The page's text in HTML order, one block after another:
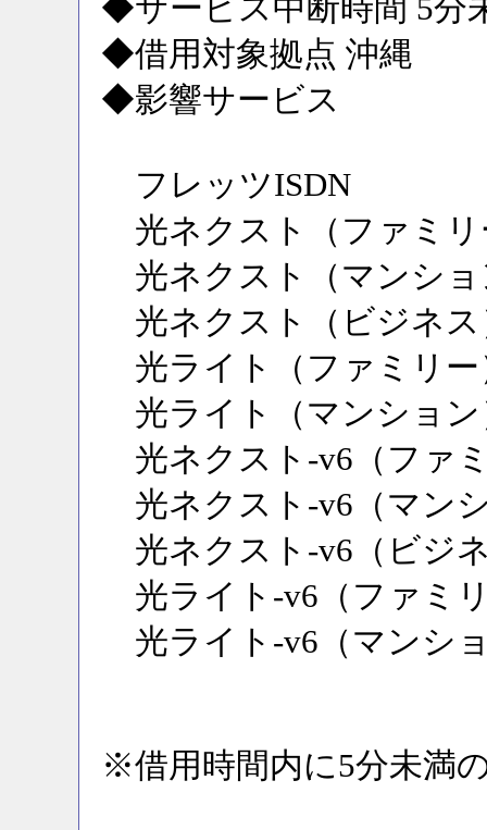
◆サービス中断時間 5分
◆借用対象拠点 沖縄
◆影響サービス
フレッツISDN
光ネクスト（ファミリ
光ネクスト（マンショ
光ネクスト（ビジネス
光ライト（ファミリー
光ライト（マンション
光ネクスト-v6（ファ
光ネクスト-v6（マン
光ネクスト-v6（ビジ
光ライト-v6（ファミ
光ライト-v6（マンシ
※借用時間内に5分未満